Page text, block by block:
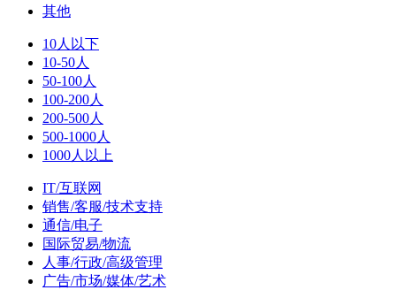
其他
10人以下
10-50人
50-100人
100-200人
200-500人
500-1000人
1000人以上
IT/互联网
销售/客服/技术支持
通信/电子
国际贸易/物流
人事/行政/高级管理
广告/市场/媒体/艺术